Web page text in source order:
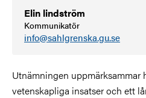
Elin lindström
Kommunikatör
info@sahlgrenska.gu.se
Utnämningen uppmärksammar
vetenskapliga insatser och ett